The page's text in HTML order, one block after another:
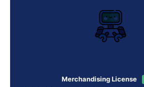
Merchandising License